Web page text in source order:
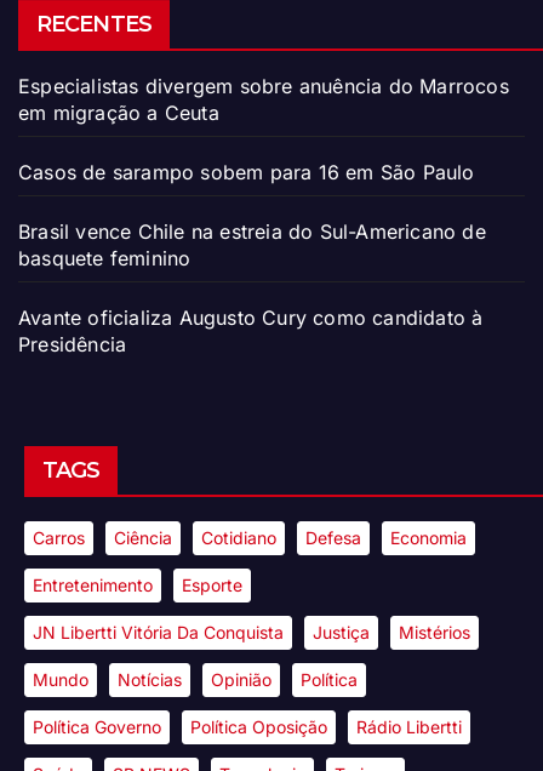
RECENTES
Especialistas divergem sobre anuência do Marrocos
em migração a Ceuta
Casos de sarampo sobem para 16 em São Paulo
Brasil vence Chile na estreia do Sul-Americano de
basquete feminino
Avante oficializa Augusto Cury como candidato à
Presidência
TAGS
Carros Ciência Cotidiano Defesa Economia
Entretenimento Esporte
JN Libertti Vitória Da Conquista Justiça Mistérios
Mundo Notícias Opinião Política
Política Governo Política Oposição Rádio Libertti